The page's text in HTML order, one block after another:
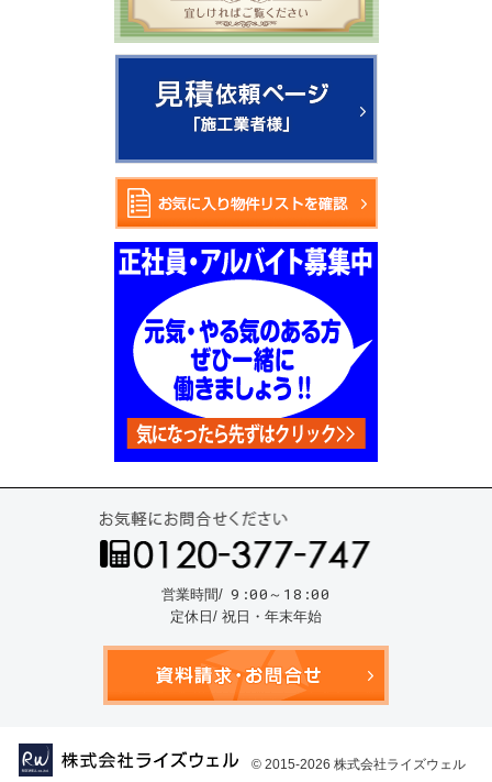
営業時間/ 9:00～18:00
定休日/ 祝日・年末年始
© 2015-2026 株式会社ライズウェル